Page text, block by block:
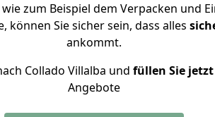
wie zum Beispiel dem Verpacken und
Sie sicher sein, dass alles
ankommt.
Collado Villalba und füllen Sie
Angebote